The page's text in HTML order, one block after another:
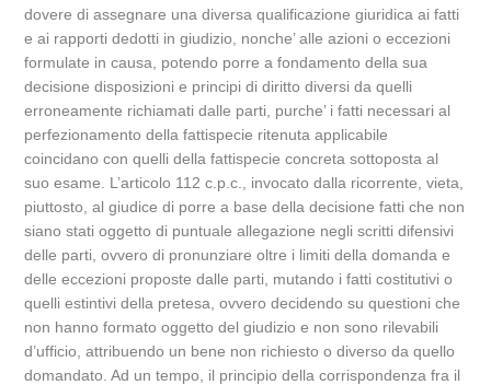
dovere di assegnare una diversa qualificazione giuridica ai fatti
e ai rapporti dedotti in giudizio, nonche’ alle azioni o eccezioni
formulate in causa, potendo porre a fondamento della sua
decisione disposizioni e principi di diritto diversi da quelli
erroneamente richiamati dalle parti, purche’ i fatti necessari al
perfezionamento della fattispecie ritenuta applicabile
coincidano con quelli della fattispecie concreta sottoposta al
suo esame. L’articolo 112 c.p.c., invocato dalla ricorrente, vieta,
piuttosto, al giudice di porre a base della decisione fatti che non
siano stati oggetto di puntuale allegazione negli scritti difensivi
delle parti, ovvero di pronunziare oltre i limiti della domanda e
delle eccezioni proposte dalle parti, mutando i fatti costitutivi o
quelli estintivi della pretesa, ovvero decidendo su questioni che
non hanno formato oggetto del giudizio e non sono rilevabili
d’ufficio, attribuendo un bene non richiesto o diverso da quello
domandato. Ad un tempo, il principio della corrispondenza fra il